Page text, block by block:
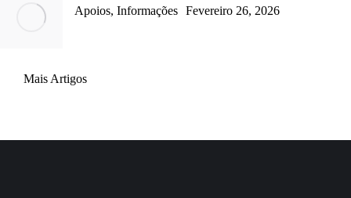
Apoios, Informações Fevereiro 26, 2026
Mais Artigos